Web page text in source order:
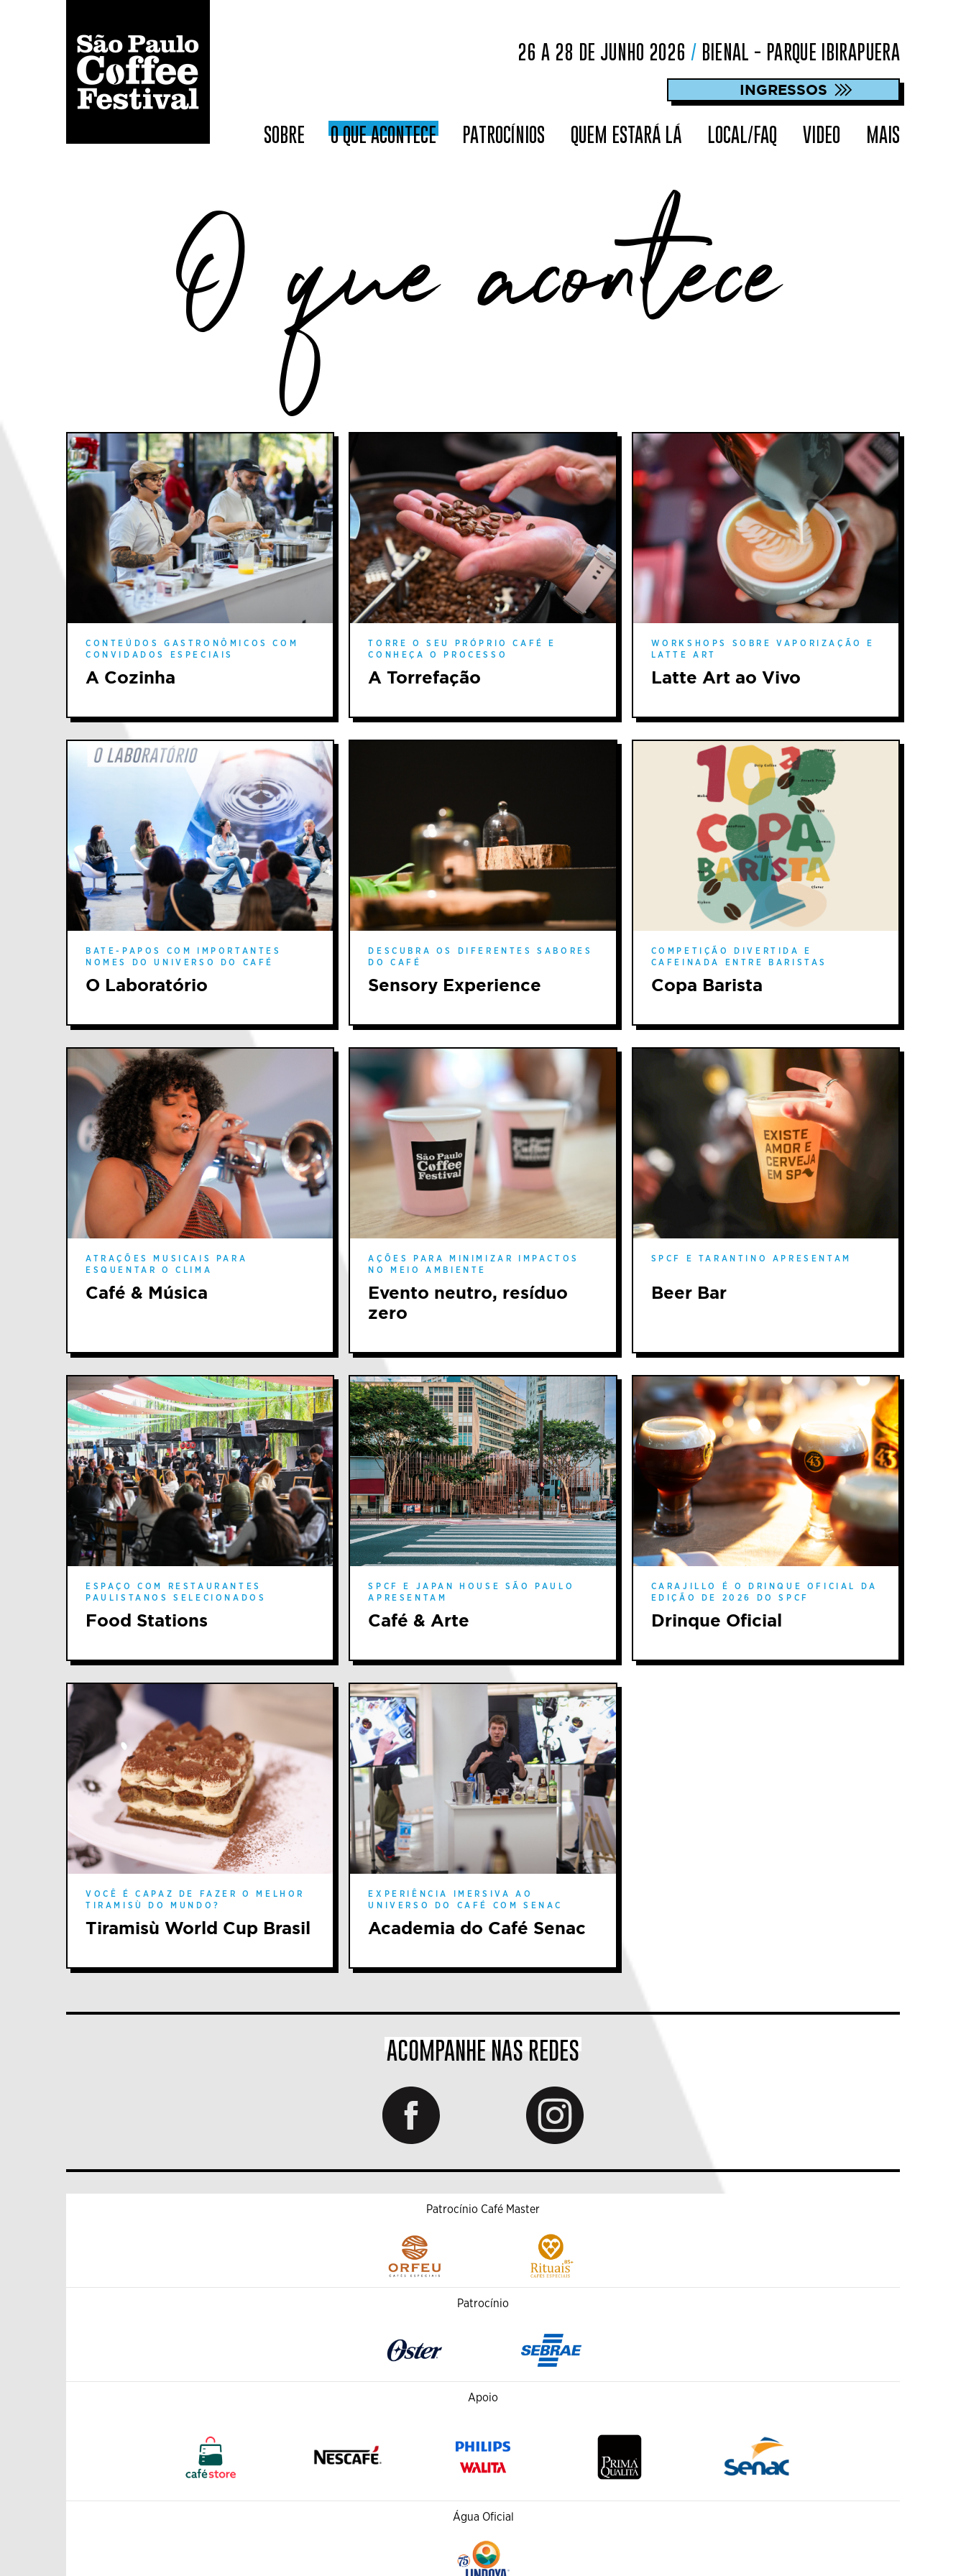
26 A 28 DE JUNHO 2026 / BIENAL - PARQUE IBIRAPUERA
INGRESSOS
SOBRE O QUE ACONTECE PATROCÍNIOS QUEM ESTARÁ LÁ LOCAL/FAQ VIDEO MAIS
O que acontece
CONTEÚDOS GASTRONÔMICOS COM
CONVIDADOS ESPECIAIS
A Cozinha
TORRE O SEU PRÓPRIO CAFÉ E
CONHEÇA O PROCESSO
A Torrefação
WORKSHOPS SOBRE VAPORIZAÇÃO E
LATTE ART
Latte Art ao Vivo
BATE-PAPOS COM IMPORTANTES
NOMES DO UNIVERSO DO CAFÉ
O Laboratório
DESCUBRA OS DIFERENTES SABORES
DO CAFÉ
Sensory Experience
COMPETIÇÃO DIVERTIDA E
CAFEINADA ENTRE BARISTAS
Copa Barista
ATRAÇÕES MUSICAIS PARA
ESQUENTAR O CLIMA
Café & Música
AÇÕES PARA MINIMIZAR IMPACTOS
NO MEIO AMBIENTE
Evento neutro, resíduo
zero
SPCF E TARANTINO APRESENTAM
Beer Bar
ESPAÇO COM RESTAURANTES
PAULISTANOS SELECIONADOS
Food Stations
SPCF E JAPAN HOUSE SÃO PAULO
APRESENTAM
Café & Arte
CARAJILLO É O DRINQUE OFICIAL DA
EDIÇÃO DE 2026 DO SPCF
Drinque Oficial
VOCÊ É CAPAZ DE FAZER O MELHOR
TIRAMISÙ DO MUNDO?
Tiramisù World Cup Brasil
EXPERIÊNCIA IMERSIVA AO
UNIVERSO DO CAFÉ COM SENAC
Academia do Café Senac
ACOMPANHE NAS REDES
Patrocínio Café Master
Patrocínio
Apoio
Água Oficial